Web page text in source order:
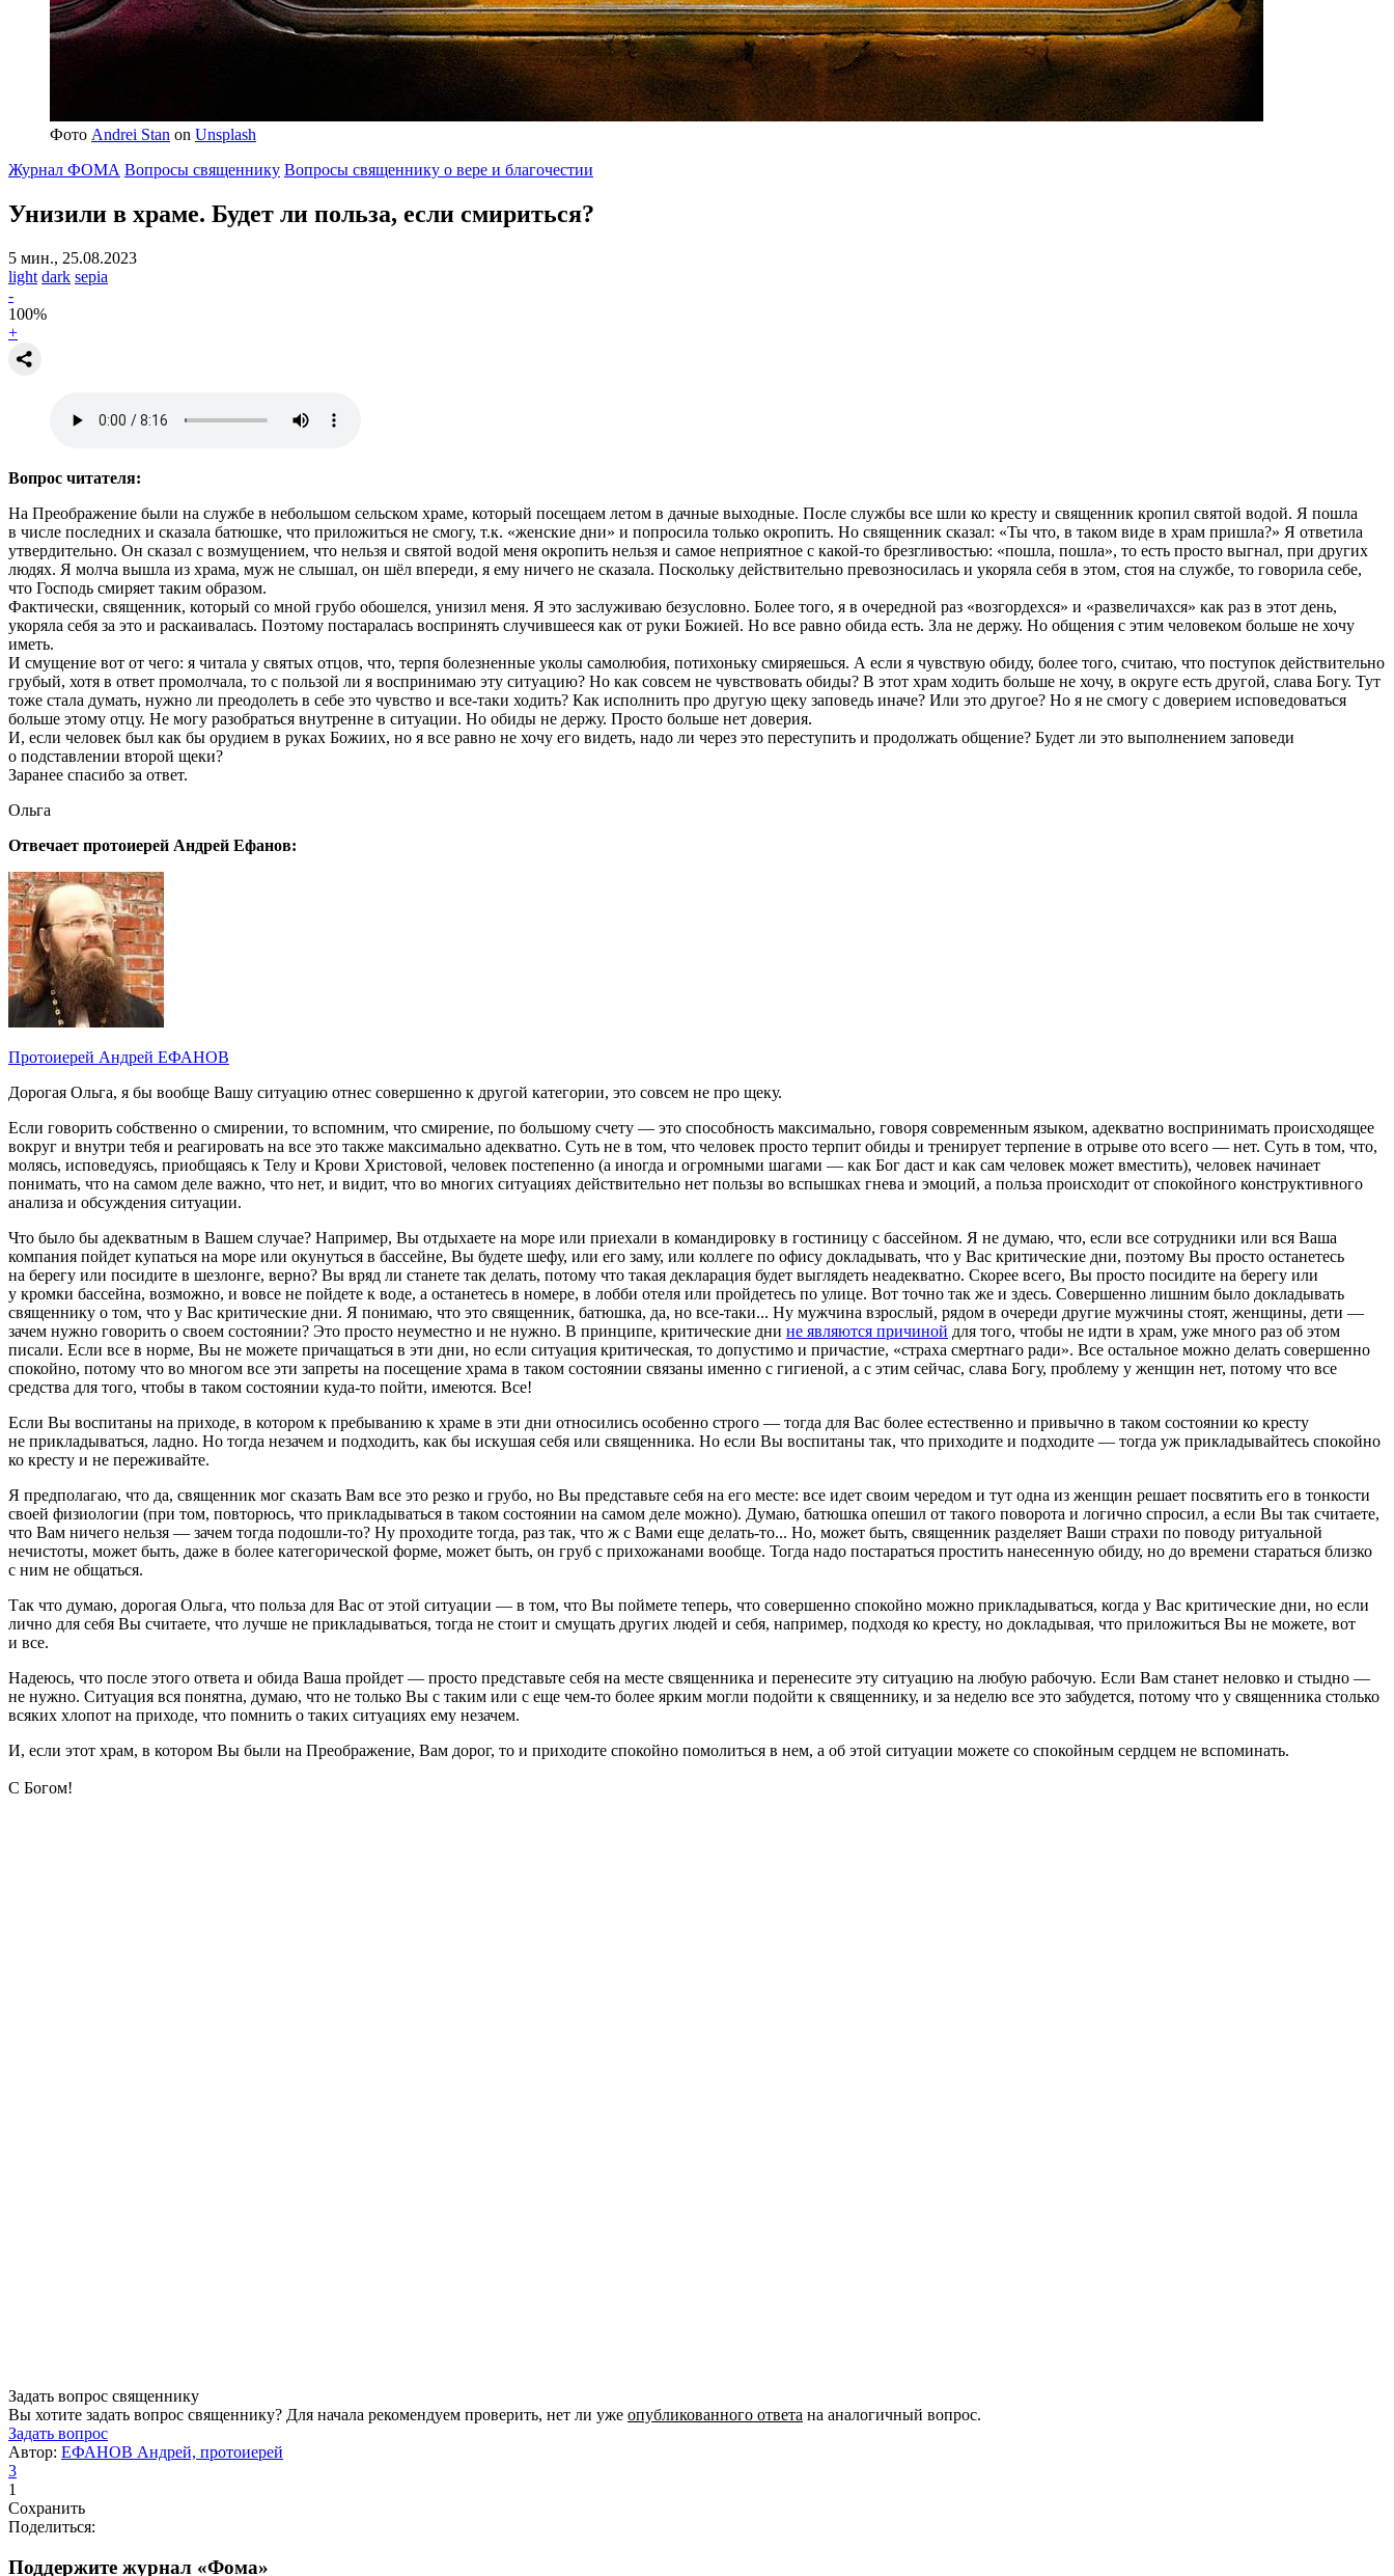
Фото Andrei Stan on Unsplash
Журнал ФОМА Вопросы священнику Вопросы священнику о вере и благочестии
Унизили в храме. Будет ли польза, если смириться?
5 мин., 25.08.2023
light dark sepia
-
100%
+
Вопрос читателя:
На Преображение были на службе в небольшом сельском храме, который посещаем летом в дачные выходные. После службы все шли ко кресту и священник кропил святой водой. Я пошла
в числе последних и сказала батюшке, что приложиться не смогу, т.к. «женские дни» и попросила только окропить. Но священник сказал: «Ты что, в таком виде в храм пришла?» Я ответила
утвердительно. Он сказал с возмущением, что нельзя и святой водой меня окропить нельзя и самое неприятное с какой-то брезгливостью: «пошла, пошла», то есть просто выгнал, при других
людях. Я молча вышла из храма, муж не слышал, он шёл впереди, я ему ничего не сказала. Поскольку действительно превозносилась и укоряла себя в этом, стоя на службе, то говорила себе,
что Господь смиряет таким образом.
Фактически, священник, который со мной грубо обошелся, унизил меня. Я это заслуживаю безусловно. Более того, я в очередной раз «возгордехся» и «развеличахся» как раз в этот день,
укоряла себя за это и раскаивалась. Поэтому постаралась воспринять случившееся как от руки Божией. Но все равно обида есть. Зла не держу. Но общения с этим человеком больше не хочу
иметь.
И смущение вот от чего: я читала у святых отцов, что, терпя болезненные уколы самолюбия, потихоньку смиряешься. А если я чувствую обиду, более того, считаю, что поступок действительно
грубый, хотя в ответ промолчала, то с пользой ли я воспринимаю эту ситуацию? Но как совсем не чувствовать обиды? В этот храм ходить больше не хочу, в округе есть другой, слава Богу. Тут
тоже стала думать, нужно ли преодолеть в себе это чувство и все-таки ходить? Как исполнить про другую щеку заповедь иначе? Или это другое? Но я не смогу с доверием исповедоваться
больше этому отцу. Не могу разобраться внутренне в ситуации. Но обиды не держу. Просто больше нет доверия.
И, если человек был как бы орудием в руках Божиих, но я все равно не хочу его видеть, надо ли через это переступить и продолжать общение? Будет ли это выполнением заповеди
о подставлении второй щеки?
Заранее спасибо за ответ.
Ольга
Отвечает протоиерей Андрей Ефанов:
Протоиерей Андрей ЕФАНОВ
Дорогая Ольга, я бы вообще Вашу ситуацию отнес совершенно к другой категории, это совсем не про щеку.
Если говорить собственно о смирении, то вспомним, что смирение, по большому счету — это способность максимально, говоря современным языком, адекватно воспринимать происходящее
вокруг и внутри тебя и реагировать на все это также максимально адекватно. Суть не в том, что человек просто терпит обиды и тренирует терпение в отрыве ото всего — нет. Суть в том, что,
молясь, исповедуясь, приобщаясь к Телу и Крови Христовой, человек постепенно (а иногда и огромными шагами — как Бог даст и как сам человек может вместить), человек начинает
понимать, что на самом деле важно, что нет, и видит, что во многих ситуациях действительно нет пользы во вспышках гнева и эмоций, а польза происходит от спокойного конструктивного
анализа и обсуждения ситуации.
Что было бы адекватным в Вашем случае? Например, Вы отдыхаете на море или приехали в командировку в гостиницу с бассейном. Я не думаю, что, если все сотрудники или вся Ваша
компания пойдет купаться на море или окунуться в бассейне, Вы будете шефу, или его заму, или коллеге по офису докладывать, что у Вас критические дни, поэтому Вы просто останетесь
на берегу или посидите в шезлонге, верно? Вы вряд ли станете так делать, потому что такая декларация будет выглядеть неадекватно. Скорее всего, Вы просто посидите на берегу или
у кромки бассейна, возможно, и вовсе не пойдете к воде, а останетесь в номере, в лобби отеля или пройдетесь по улице. Вот точно так же и здесь. Совершенно лишним было докладывать
священнику о том, что у Вас критические дни. Я понимаю, что это священник, батюшка, да, но все-таки... Ну мужчина взрослый, рядом в очереди другие мужчины стоят, женщины, дети —
зачем нужно говорить о своем состоянии? Это просто неуместно и не нужно. В принципе, критические дни не являются причиной для того, чтобы не идти в храм, уже много раз об этом
писали. Если все в норме, Вы не можете причащаться в эти дни, но если ситуация критическая, то допустимо и причастие, «страха смертнаго ради». Все остальное можно делать совершенно
спокойно, потому что во многом все эти запреты на посещение храма в таком состоянии связаны именно с гигиеной, а с этим сейчас, слава Богу, проблему у женщин нет, потому что все
средства для того, чтобы в таком состоянии куда-то пойти, имеются. Все!
Если Вы воспитаны на приходе, в котором к пребыванию к храме в эти дни относились особенно строго — тогда для Вас более естественно и привычно в таком состоянии ко кресту
не прикладываться, ладно. Но тогда незачем и подходить, как бы искушая себя или священника. Но если Вы воспитаны так, что приходите и подходите — тогда уж прикладывайтесь спокойно
ко кресту и не переживайте.
Я предполагаю, что да, священник мог сказать Вам все это резко и грубо, но Вы представьте себя на его месте: все идет своим чередом и тут одна из женщин решает посвятить его в тонкости
своей физиологии (при том, повторюсь, что прикладываться в таком состоянии на самом деле можно). Думаю, батюшка опешил от такого поворота и логично спросил, а если Вы так считаете,
что Вам ничего нельзя — зачем тогда подошли-то? Ну проходите тогда, раз так, что ж с Вами еще делать-то... Но, может быть, священник разделяет Ваши страхи по поводу ритуальной
нечистоты, может быть, даже в более категорической форме, может быть, он груб с прихожанами вообще. Тогда надо постараться простить нанесенную обиду, но до времени стараться близко
с ним не общаться.
Так что думаю, дорогая Ольга, что польза для Вас от этой ситуации — в том, что Вы поймете теперь, что совершенно спокойно можно прикладываться, когда у Вас критические дни, но если
лично для себя Вы считаете, что лучше не прикладываться, тогда не стоит и смущать других людей и себя, например, подходя ко кресту, но докладывая, что приложиться Вы не можете, вот
и все.
Надеюсь, что после этого ответа и обида Ваша пройдет — просто представьте себя на месте священника и перенесите эту ситуацию на любую рабочую. Если Вам станет неловко и стыдно —
не нужно. Ситуация вся понятна, думаю, что не только Вы с таким или с еще чем-то более ярким могли подойти к священнику, и за неделю все это забудется, потому что у священника столько
всяких хлопот на приходе, что помнить о таких ситуациях ему незачем.
И, если этот храм, в котором Вы были на Преображение, Вам дорог, то и приходите спокойно помолиться в нем, а об этой ситуации можете со спокойным сердцем не вспоминать.
С Богом!
Задать вопрос священнику
Вы хотите задать вопрос священнику? Для начала рекомендуем проверить, нет ли уже опубликованного ответа на аналогичный вопрос.
Задать вопрос
Автор: ЕФАНОВ Андрей, протоиерей
3
1
Сохранить
Поделиться:
Поддержите журнал «Фома»